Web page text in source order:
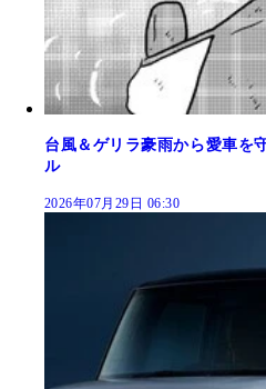
台風＆ゲリラ豪雨から愛車
ル
2026年07月29日 06:30